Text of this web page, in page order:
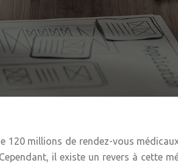
120 millions de rendez-vous
il existe un revers à cette